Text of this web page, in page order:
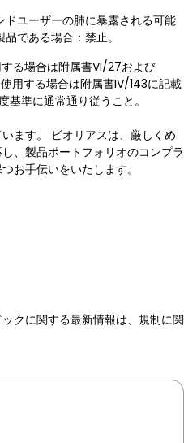
ドユーザーの肺に暴露される可能
である場合：禁止。
る場合は附属書VI/27および
用する場合は附属書IV/143に記載
基準に通常通り従うこと。
ます。 ビオリアスは、厳しくめ
、製品ポートフォリオのコンプラ
お手伝いをいたします。
クに関する最新情報は、規制に関